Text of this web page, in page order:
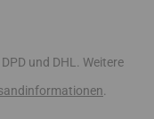
und DHL. Weitere